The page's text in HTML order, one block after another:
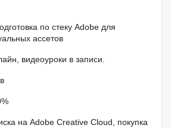
по стеку Adobe для
ассетов
видеоуроки в записи.
на Adobe Creative Cloud, покупка